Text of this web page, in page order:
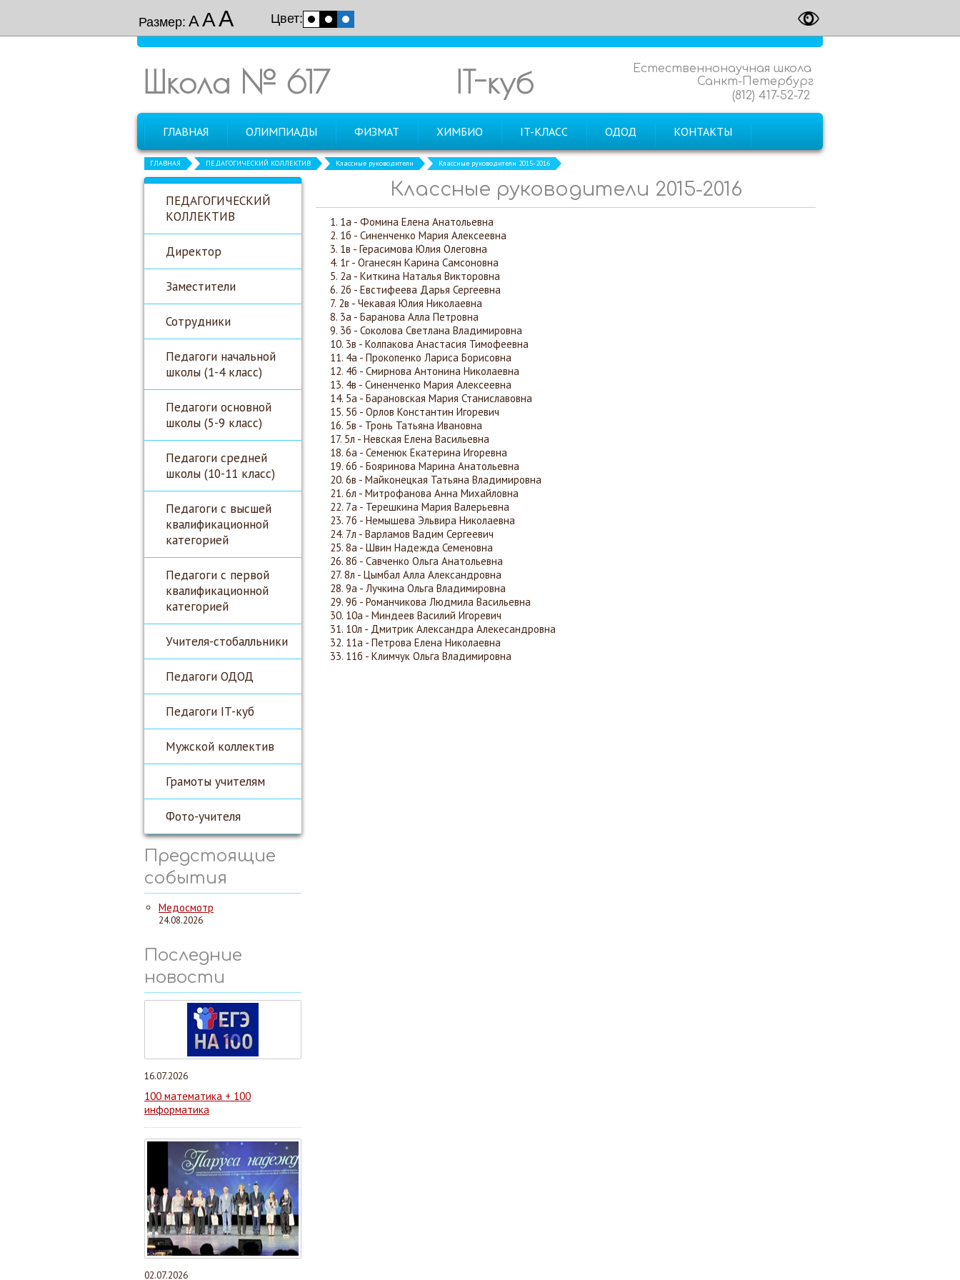
Размер: ААА Цвет:
Школа № 617
Естественнонаучная школа
Санкт-Петербург
(812) 417-52-72
IT-куб
ГЛАВНАЯ ОЛИМПИАДЫ ФИЗМАТ ХИМБИО IT-КЛАСС ОДОД КОНТАКТЫ
ГЛАВНАЯ ПЕДАГОГИЧЕСКИЙ КОЛЛЕКТИВ Классные руководители Классные руководители 2015-2016
ПЕДАГОГИЧЕСКИЙ
КОЛЛЕКТИВ
Директор
Заместители
Сотрудники
Педагоги начальной
школы (1-4 класс)
Педагоги основной
школы (5-9 класс)
Педагоги средней
школы (10-11 класс)
Педагоги с высшей
квалификационной
категорией
Педагоги с первой
квалификационной
категорией
Учителя-стобалльники
Педагоги ОДОД
Педагоги IT-куб
Мужской коллектив
Грамоты учителям
Фото-учителя
Предстоящие
события
Медосмотр
24.08.2026
Последние
новости
16.07.2026
100 математика + 100
информатика
02.07.2026
Классные руководители 2015-2016
1а - Фомина Елена Анатольевна
1б - Синенченко Мария Алексеевна
1в - Герасимова Юлия Олеговна
1г - Оганесян Карина Самсоновна
2а - Киткина Наталья Викторовна
2б - Евстифеева Дарья Сергеевна
2в - Чекавая Юлия Николаевна
3а - Баранова Алла Петровна
3б - Соколова Светлана Владимировна
3в - Колпакова Анастасия Тимофеевна
4а - Прокопенко Лариса Борисовна
4б - Смирнова Антонина Николаевна
4в - Синенченко Мария Алексеевна
5а - Барановская Мария Станиславовна
5б - Орлов Константин Игоревич
5в - Тронь Татьяна Ивановна
5л - Невская Елена Васильевна
6а - Семенюк Екатерина Игоревна
6б - Бояринова Марина Анатольевна
6в - Майконецкая Татьяна Владимировна
6л - Митрофанова Анна Михайловна
7а - Терешкина Мария Валерьевна
7б - Немышева Эльвира Николаевна
7л - Варламов Вадим Сергеевич
8а - Швин Надежда Семеновна
8б - Савченко Ольга Анатольевна
8л - Цымбал Алла Александровна
9а - Лучкина Ольга Владимировна
9б - Романчикова Людмила Васильевна
10а - Миндеев Василий Игоревич
10л - Дмитрик Александра Алекесандровна
11а - Петрова Елена Николаевна
11б - Климчук Ольга Владимировна